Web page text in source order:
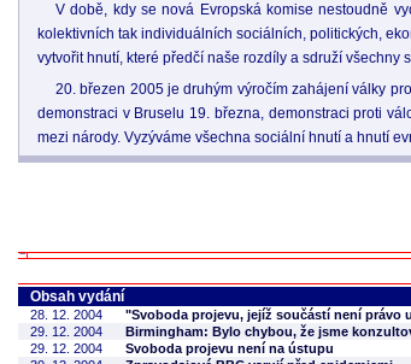
V době, kdy se nová Evropská komise nestoudně
kolektivních tak individuálních sociálních, politických,
vytvořit hnutí, které předčí naše rozdíly a sdruží
20. březen 2005 je druhým výročím zahájení války
demonstraci v Bruselu 19. března, demonstraci proti
mezi národy. Vyzýváme všechna sociální hnutí a hnutí
Obsah vydání
28. 12. 2004
"Svoboda projevu, jejíž součástí není právo
29. 12. 2004
Birmingham: Bylo chybou, že jsme
29. 12. 2004
Svoboda projevu není na ústupu